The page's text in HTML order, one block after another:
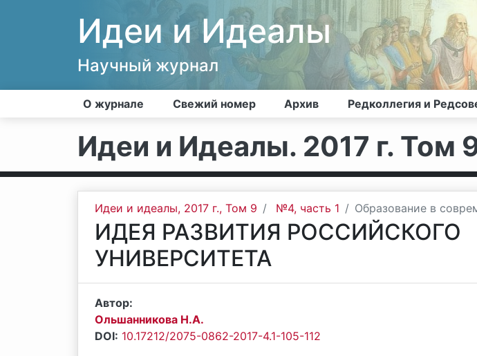
Идеи и Идеалы
Научный журнал
О журнале Свежий номер Архив Редколлегия и
Идеи и Идеалы. 2017 г. Том
Идеи и идеалы, 2017 г., Том 9 №4, часть 1 Образование в
ИДЕЯ РАЗВИТИЯ РОССИЙСКОГО
УНИВЕРСИТЕТА
Автор:
Ольшанникова Н.А.
DOI: 10.17212/2075-0862-2017-4.1-105-112